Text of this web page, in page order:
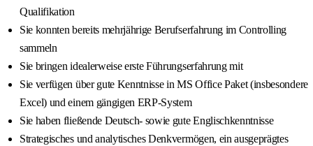
Qualifikation
Sie konnten bereits mehrjährige Berufserfahrung im Controlling
sammeln
Sie bringen idealerweise erste Führungserfahrung mit
Sie verfügen über gute Kenntnisse in MS Office Paket (insbesondere
Excel) und einem gängigen ERP-System
Sie haben fließende Deutsch- sowie gute Englischkenntnisse
Strategisches und analytisches Denkvermögen, ein ausgeprägtes